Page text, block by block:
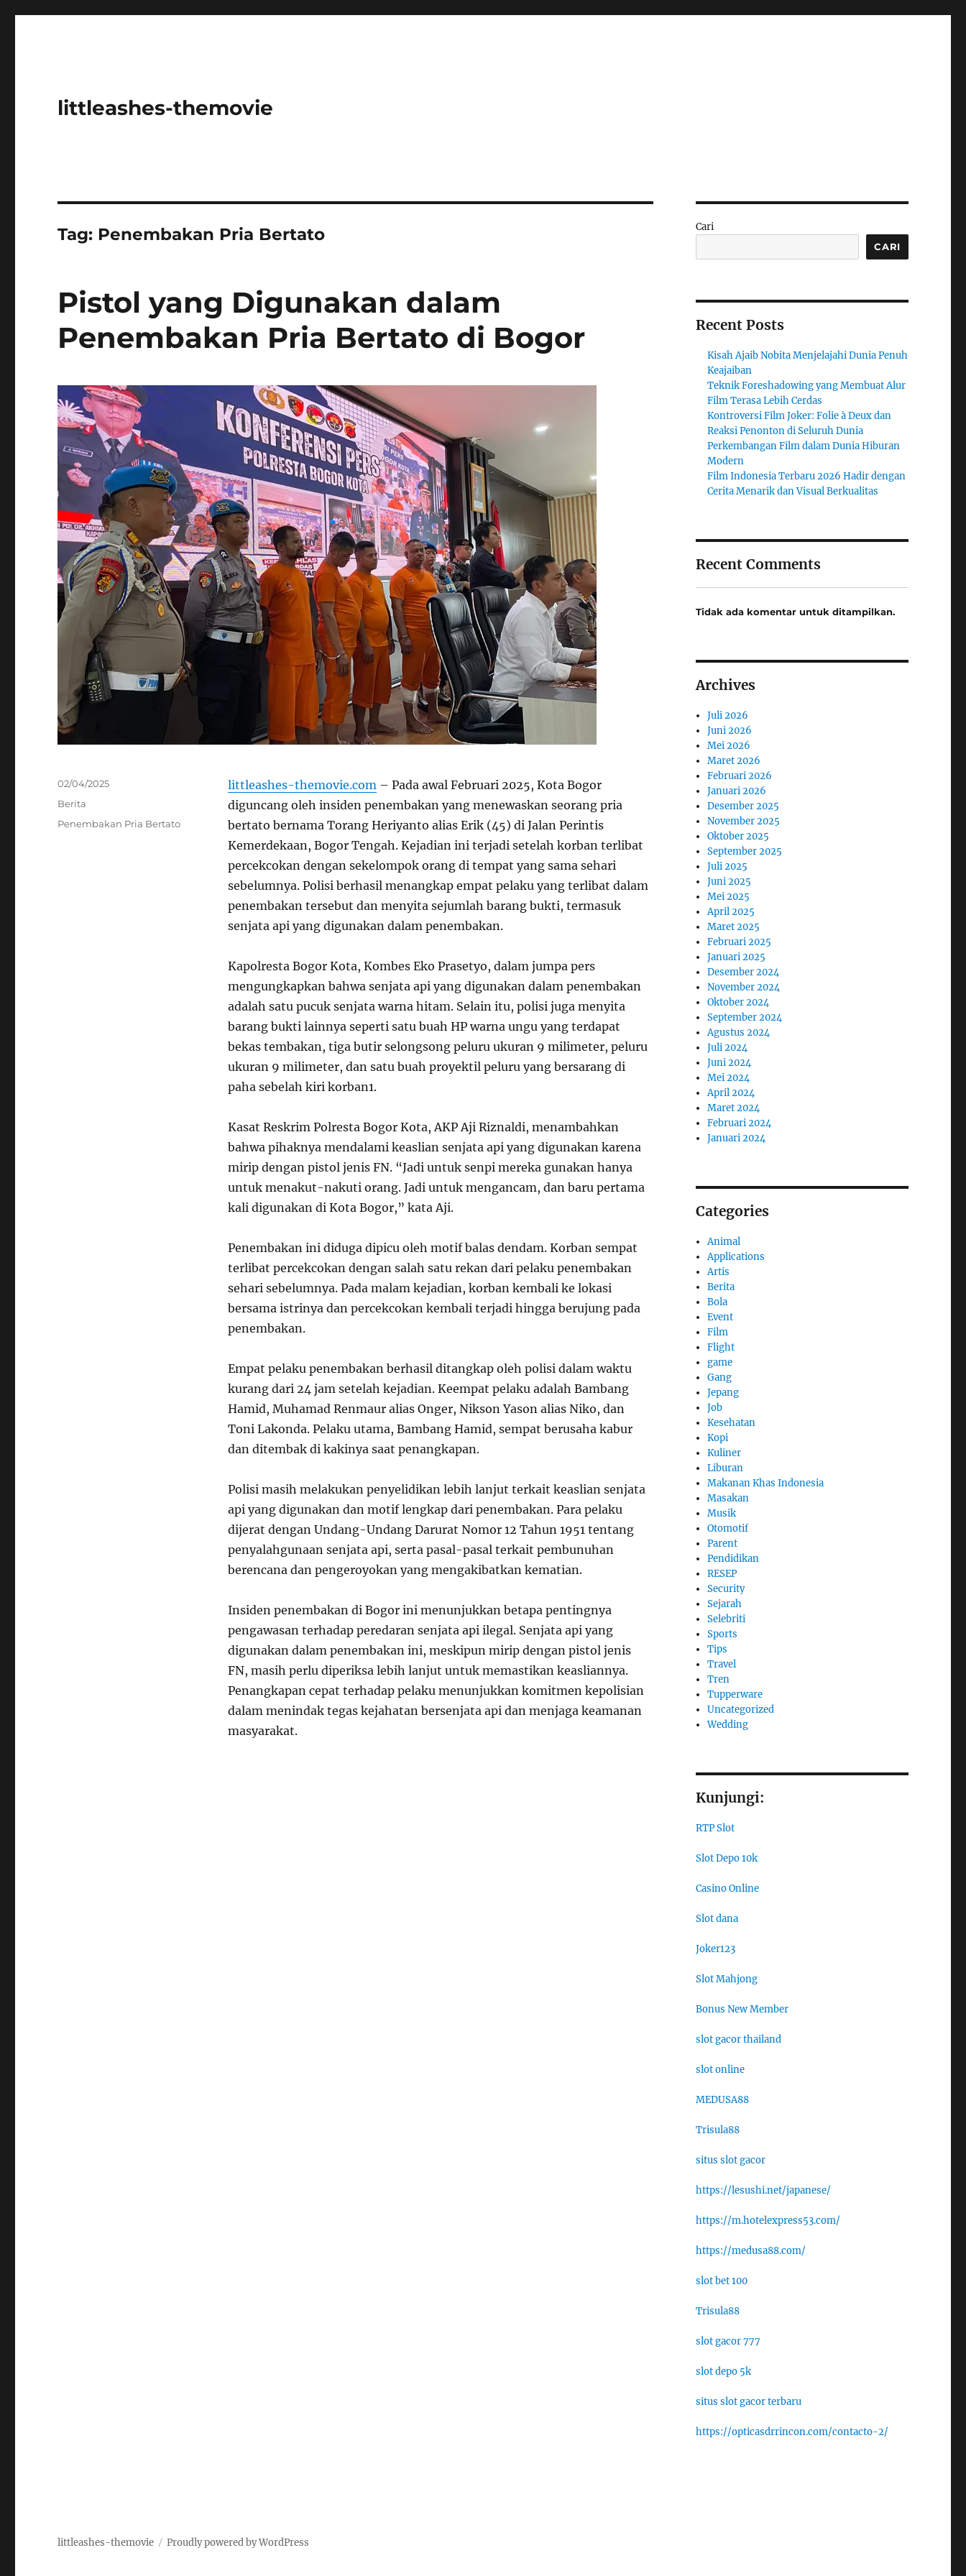
littleashes-themovie
Tag: Penembakan Pria Bertato
Pistol yang Digunakan dalam
Penembakan Pria Bertato di Bogor
littleashes-themovie.com– Pada awal Februari 2025, Kota Bogor
diguncang oleh insiden penembakan yang menewaskan seorang pria
bertato bernama Torang Heriyanto alias Erik (45) di Jalan Perintis
Kemerdekaan, Bogor Tengah. Kejadian ini terjadi setelah korban terlibat
percekcokan dengan sekelompok orang di tempat yang sama sehari
sebelumnya. Polisi berhasil menangkap empat pelaku yang terlibat dalam
penembakan tersebut dan menyita sejumlah barang bukti, termasuk
senjata api yang digunakan dalam penembakan.
Kapolresta Bogor Kota, Kombes Eko Prasetyo, dalam jumpa pers
mengungkapkan bahwa senjata api yang digunakan dalam penembakan
adalah satu pucuk senjata warna hitam. Selain itu, polisi juga menyita
barang bukti lainnya seperti satu buah HP warna ungu yang terdapat
bekas tembakan, tiga butir selongsong peluru ukuran 9 milimeter, peluru
ukuran 9 milimeter, dan satu buah proyektil peluru yang bersarang di
paha sebelah kiri korban1.
Kasat Reskrim Polresta Bogor Kota, AKP Aji Riznaldi, menambahkan
bahwa pihaknya mendalami keaslian senjata api yang digunakan karena
mirip dengan pistol jenis FN. “Jadi untuk senpi mereka gunakan hanya
untuk menakut-nakuti orang. Jadi untuk mengancam, dan baru pertama
kali digunakan di Kota Bogor,” kata Aji.
Penembakan ini diduga dipicu oleh motif balas dendam. Korban sempat
terlibat percekcokan dengan salah satu rekan dari pelaku penembakan
sehari sebelumnya. Pada malam kejadian, korban kembali ke lokasi
bersama istrinya dan percekcokan kembali terjadi hingga berujung pada
penembakan.
Empat pelaku penembakan berhasil ditangkap oleh polisi dalam waktu
kurang dari 24 jam setelah kejadian. Keempat pelaku adalah Bambang
Hamid, Muhamad Renmaur alias Onger, Nikson Yason alias Niko, dan
Toni Lakonda. Pelaku utama, Bambang Hamid, sempat berusaha kabur
dan ditembak di kakinya saat penangkapan.
Polisi masih melakukan penyelidikan lebih lanjut terkait keaslian senjata
api yang digunakan dan motif lengkap dari penembakan. Para pelaku
dijerat dengan Undang-Undang Darurat Nomor 12 Tahun 1951 tentang
penyalahgunaan senjata api, serta pasal-pasal terkait pembunuhan
berencana dan pengeroyokan yang mengakibatkan kematian.
Insiden penembakan di Bogor ini menunjukkan betapa pentingnya
pengawasan terhadap peredaran senjata api ilegal. Senjata api yang
digunakan dalam penembakan ini, meskipun mirip dengan pistol jenis
FN, masih perlu diperiksa lebih lanjut untuk memastikan keasliannya.
Penangkapan cepat terhadap pelaku menunjukkan komitmen kepolisian
dalam menindak tegas kejahatan bersenjata api dan menjaga keamanan
masyarakat.
Posted
02/04/2025
Categories
Berita
Tags
Penembakan Pria Bertato
Cari
CARI
Recent Posts
Kisah Ajaib Nobita Menjelajahi Dunia Penuh
Keajaiban
Teknik Foreshadowing yang Membuat Alur
Film Terasa Lebih Cerdas
Kontroversi Film Joker: Folie à Deux dan
Reaksi Penonton di Seluruh Dunia
Perkembangan Film dalam Dunia Hiburan
Modern
Film Indonesia Terbaru 2026 Hadir dengan
Cerita Menarik dan Visual Berkualitas
Recent Comments
Tidak ada komentar untuk ditampilkan.
Archives
Juli 2026
Juni 2026
Mei 2026
Maret 2026
Februari 2026
Januari 2026
Desember 2025
November 2025
Oktober 2025
September 2025
Juli 2025
Juni 2025
Mei 2025
April 2025
Maret 2025
Februari 2025
Januari 2025
Desember 2024
November 2024
Oktober 2024
September 2024
Agustus 2024
Juli 2024
Juni 2024
Mei 2024
April 2024
Maret 2024
Februari 2024
Januari 2024
Categories
Animal
Applications
Artis
Berita
Bola
Event
Film
Flight
game
Gang
Jepang
Job
Kesehatan
Kopi
Kuliner
Liburan
Makanan Khas Indonesia
Masakan
Musik
Otomotif
Parent
Pendidikan
RESEP
Security
Sejarah
Selebriti
Sports
Tips
Travel
Tren
Tupperware
Uncategorized
Wedding
Kunjungi:
RTP Slot
Slot Depo 10k
Casino Online
Slot dana
Joker123
Slot Mahjong
Bonus New Member
slot gacor thailand
slot online
MEDUSA88
Trisula88
situs slot gacor
https://lesushi.net/japanese/
https://m.hotelexpress53.com/
https://medusa88.com/
slot bet 100
Trisula88
slot gacor 777
slot depo 5k
situs slot gacor terbaru
https://opticasdrrincon.com/contacto-2/
littleashes-themovie Proudly powered by WordPress